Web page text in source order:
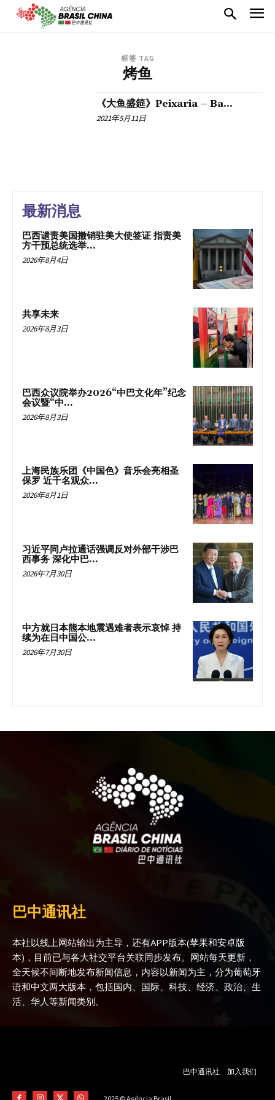
标签 TAG
烤鱼
《大鱼盛筵》Peixaria – Ba...
2021年5月11日
最新消息
巴西谴责美国撤销驻美大使签证 指责美
方干预总统选举...
2026年8月4日
共享未来
2026年8月3日
巴西众议院举办2026“中巴文化年”纪念
会议暨“中...
2026年8月3日
上海民族乐团《中国色》音乐会亮相圣
保罗 近千名观众...
2026年8月1日
习近平同卢拉通话强调反对外部干涉巴
西事务 深化中巴...
2026年7月30日
中方就日本熊本地震遇难者表示哀悼 持
续为在日中国公...
2026年7月30日
巴中通讯社
本社以线上网站输出为主导，还有APP版本(苹果和安卓版
本)，目前已与各大社交平台关联同步发布。网站每天更新，
全天候不间断地发布新闻信息，内容以新闻为主，分为葡萄牙
语和中文两大版本，包括国内、国际、科技、经济、政治、生
活、华人等新闻类别。
巴中通讯社 加入我们